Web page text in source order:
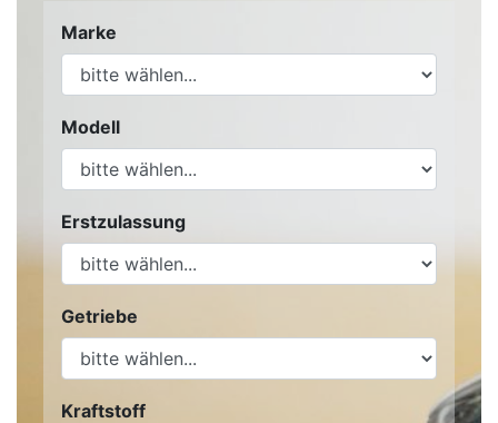
Marke
Modell
Erstzulassung
Getriebe
Kraftstoff